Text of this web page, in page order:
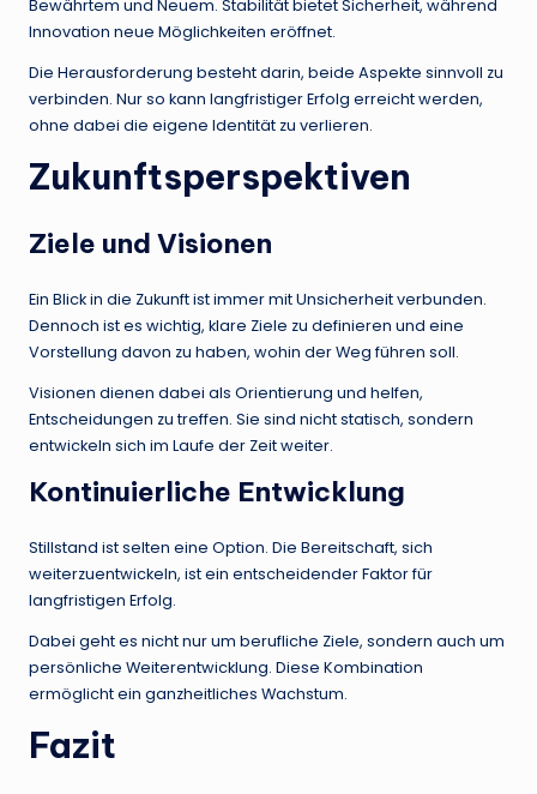
Bewährtem und Neuem. Stabilität bietet Sicherheit, während
Innovation neue Möglichkeiten eröffnet.
Die Herausforderung besteht darin, beide Aspekte sinnvoll zu
verbinden. Nur so kann langfristiger Erfolg erreicht werden,
ohne dabei die eigene Identität zu verlieren.
Zukunftsperspektiven
Ziele und Visionen
Ein Blick in die Zukunft ist immer mit Unsicherheit verbunden.
Dennoch ist es wichtig, klare Ziele zu definieren und eine
Vorstellung davon zu haben, wohin der Weg führen soll.
Visionen dienen dabei als Orientierung und helfen,
Entscheidungen zu treffen. Sie sind nicht statisch, sondern
entwickeln sich im Laufe der Zeit weiter.
Kontinuierliche Entwicklung
Stillstand ist selten eine Option. Die Bereitschaft, sich
weiterzuentwickeln, ist ein entscheidender Faktor für
langfristigen Erfolg.
Dabei geht es nicht nur um berufliche Ziele, sondern auch um
persönliche Weiterentwicklung. Diese Kombination
ermöglicht ein ganzheitliches Wachstum.
Fazit